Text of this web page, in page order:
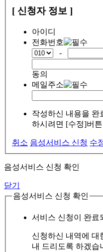
[ 신청자 정보 ]
아이디
전화번호
-
동의
메일주소
작성하신 내용을 완
하시려면 [수정]버
취소 음성서비스 신청 수
음성서비스 신청 확인
닫기
음성서비스 신청 확인
서비스 신청이 완료
신청하신 내역에 대
내 드리도록 하겠습